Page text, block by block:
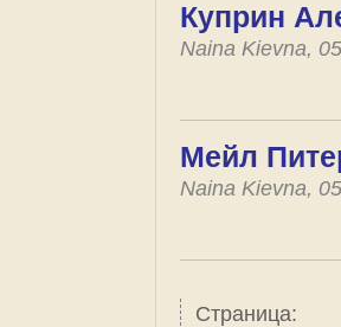
Куприн
Naina Kievna,
Мейл
Naina Kievna,
Страница: